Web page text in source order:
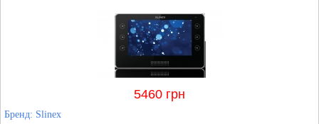
5460 грн
Бренд: Slinex